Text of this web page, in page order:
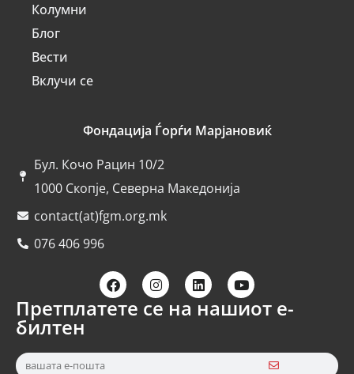
Колумни
Блог
Вести
Вклучи се
Фондација Ѓорѓи Марјановиќ
Бул. Кочо Рацин 10/2
1000 Скопје, Северна Македонија
contact(at)fgm.org.mk
076 406 996
Претплатете се на нашиот е-
билтен